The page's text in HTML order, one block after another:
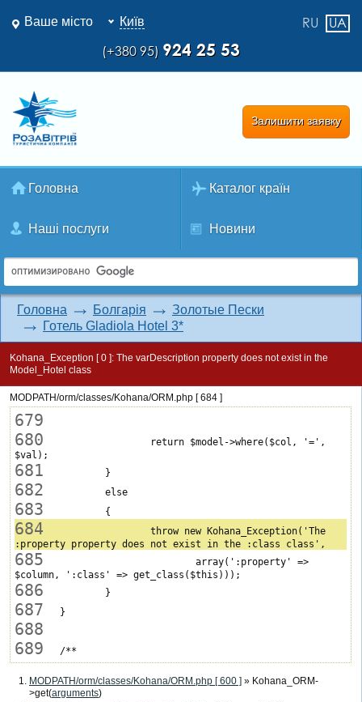
RU
UA
(+380 95) 924 25 53
Ваше місто Київ
Залишити заявку
Головна Каталог країн
Наші послуги Новини
Головна Болгарія
Золотые Пески
Готель Gladiola Hotel 3*
Kohana_Exception [ 0 ]: The varDescription property does not exist in the
Model_Hotel class
MODPATH/orm/classes/Kohana/ORM.php [ 684 ]
679
680
681
682 else
683
684
685
686
687
688
689
MODPATH/orm/classes/Kohana/ORM.php [ 600 ] » Kohana_ORM-
>get(arguments)